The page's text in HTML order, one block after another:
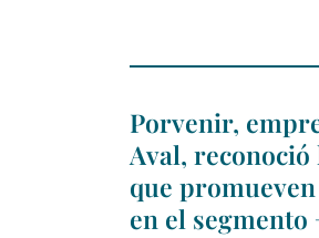
Porvenir,
Aval, reconoció
que
en el segmento